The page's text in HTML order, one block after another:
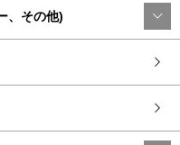
、その他)